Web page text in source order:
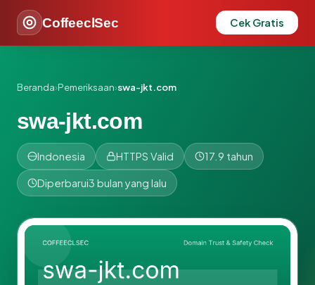
CoffeeclSec Cek Gratis
Beranda›Pemeriksaan›swa-jkt.com
swa-jkt.com
Indonesia HTTPS Valid 17.9 tahun
Diperbarui3 bulan yang lalu